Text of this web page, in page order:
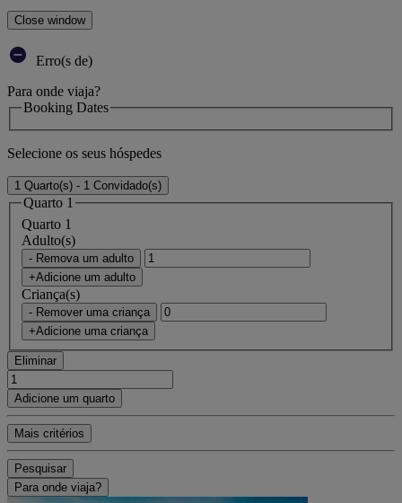
Close window
Erro(s de)
Para onde viaja?
Booking Dates
Selecione os seus hóspedes
1 Quarto(s) - 1 Convidado(s)
Quarto 1
Quarto 1
Adulto(s)
- Remova um adulto
+Adicione um adulto
Criança(s)
- Remover uma criança
+Adicione uma criança
Eliminar
Adicione um quarto
Mais critérios
Pesquisar
Para onde viaja?